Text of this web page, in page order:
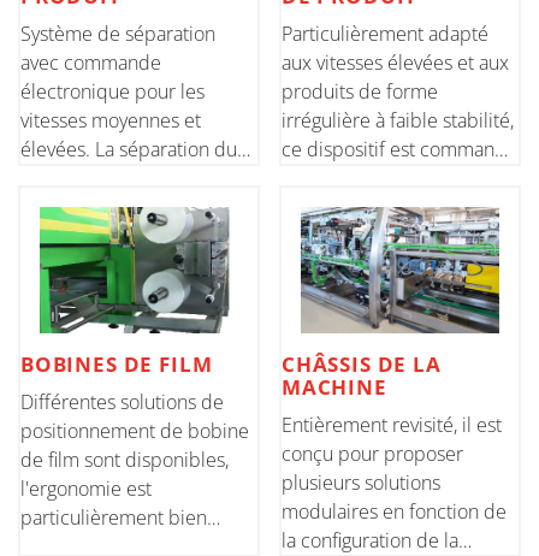
Système de séparation
avec commande
électronique pour les
vitesses moyennes et
élevées. La séparation du
double paire de dents,
avec entrée entre les
produits, par le bas. Il est
facile d'effectuer des
réglages lors des change
Particulièrement adapté
aux vitesses élevées et aux
produits de forme
irrégulière à faible stabilité,
ce dispositif est commandé
et un guide linéaire chargé
de garantir un
accouplement correct et
précis du produit avec l’éba
BOBINES DE FILM
Différentes solutions de
positionnement de bobine
de film sont disponibles,
l'ergonomie est
particulièrement bien
CHÂSSIS DE LA
MACHINE
Entièrement revisité, il est
conçu pour proposer
plusieurs solutions
modulaires en fonction de
la configuration de la